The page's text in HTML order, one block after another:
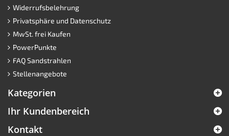
Widerrufsbelehrung
Privatsphäre und Datenschutz
MwSt. frei Kaufen
PowerPunkte
FAQ Sandstrahlen
Stellenangebote
Kategorien
Ihr Kundenbereich
Kontakt